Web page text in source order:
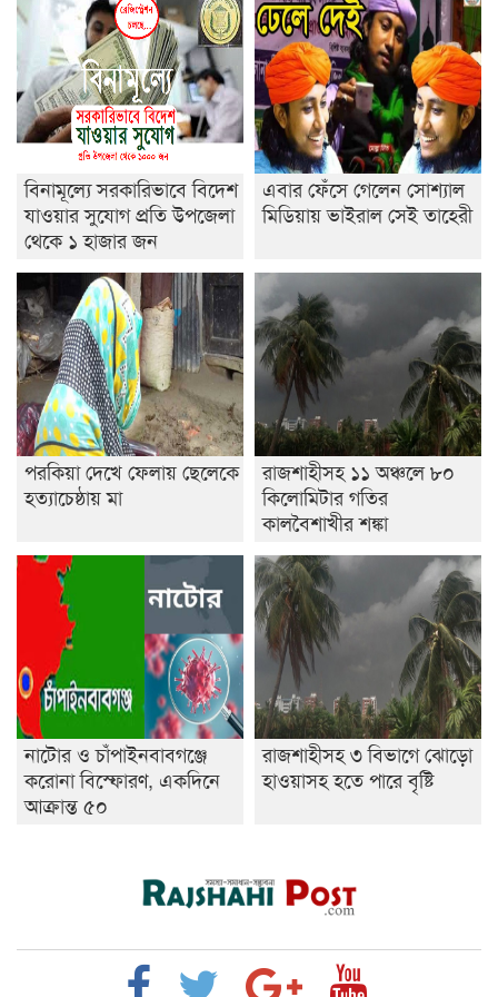
রাজশাহীতে ট্রাকচাপায় ভ্যানচালক নিহত
শেষ সময়ে ভোট কারচুরি অভিযোগ আবিদের
বিনামূল্যে সরকারিভাবে বিদেশ
যাওয়ার সুযোগ প্রতি উপজেলা
থেকে ১ হাজার জন
এবার ফেঁসে গেলেন সোশ্যাল
মিডিয়ায় ভাইরাল সেই তাহেরী
পরকিয়া দেখে ফেলায় ছেলেকে
হত্যাচেষ্ঠায় মা
রাজশাহীসহ ১১ অঞ্চলে ৮০
কিলোমিটার গতির
কালবৈশাখীর শঙ্কা
নাটোর ও চাঁপাইনবাবগঞ্জে
করোনা বিস্ফোরণ, একদিনে
আক্রান্ত ৫০
রাজশাহীসহ ৩ বিভাগে ঝোড়ো
হাওয়াসহ হতে পারে বৃষ্টি